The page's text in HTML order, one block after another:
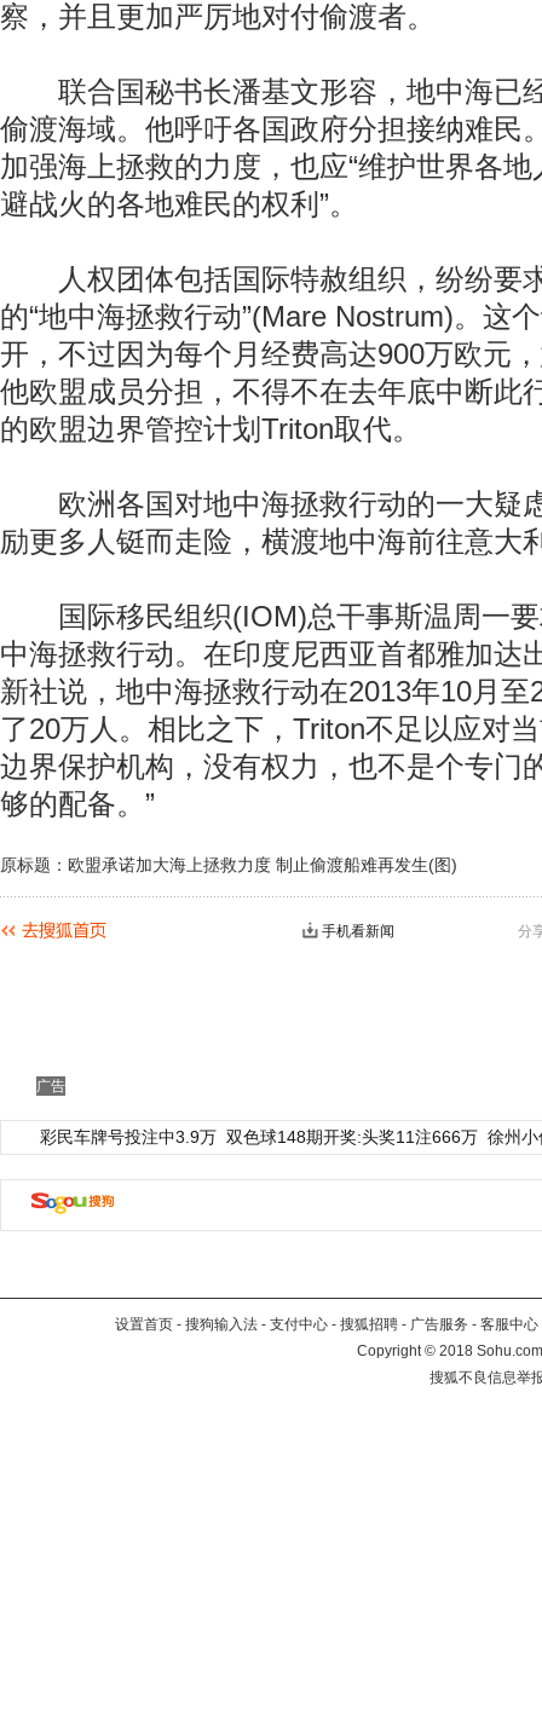
察，并且更加严厉地对付偷渡者。
联合国秘书长潘基文形容，地中海已
偷渡海域。他呼吁各国政府分担接纳难民
加强海上拯救的力度，也应“维护世界各
避战火的各地难民的权利”。
人权团体包括国际特赦组织，纷纷要
的“地中海拯救行动”(Mare Nostrum)。这
开，不过因为每个月经费高达900万欧元
他欧盟成员分担，不得不在去年底中断此
的欧盟边界管控计划Triton取代。
欧洲各国对地中海拯救行动的一大疑
励更多人铤而走险，横渡地中海前往意大
国际移民组织(IOM)总干事斯温周一要
中海拯救行动。在印度尼西亚首都雅加达
新社说，地中海拯救行动在2013年10月至
了20万人。相比之下，Triton不足以应对
边界保护机构，没有权力，也不是个专门
够的配备。”
原标题：欧盟承诺加大海上拯救力度 制止偷渡船难再发生(图)
分
手机看新闻
广告
彩民车牌号投注中3.9万 双色球148期开奖:头奖11注666万 徐州
设置首页 - 搜狗输入法 - 支付中心 - 搜狐招聘 - 广告服务 - 客服中心
Copyright©2018
搜狐不良信息举